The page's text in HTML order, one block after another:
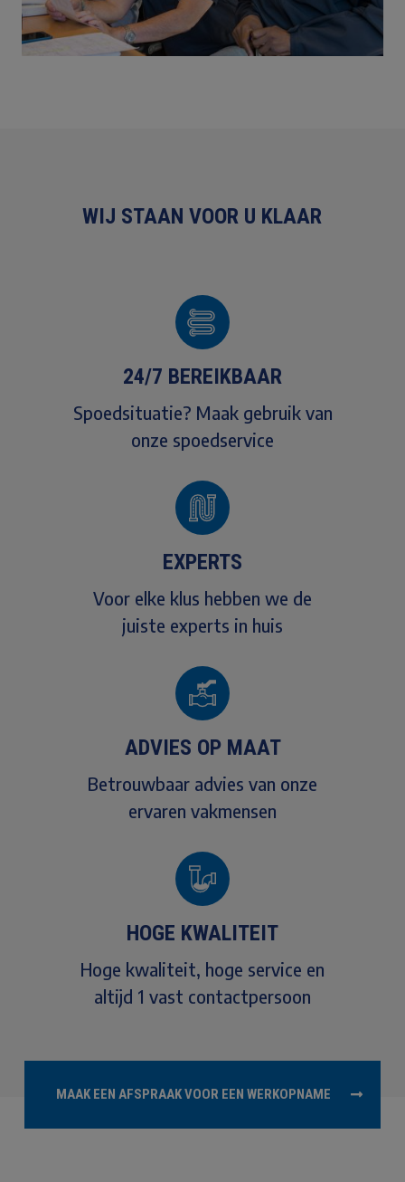
WIJ STAAN VOOR U KLAAR
24/7 BEREIKBAAR
Spoedsituatie? Maak gebruik van
onze spoedservice
EXPERTS
Voor elke klus hebben we de
juiste experts in huis
ADVIES OP MAAT
Betrouwbaar advies van onze
ervaren vakmensen
HOGE KWALITEIT
Hoge kwaliteit, hoge service en
altijd 1 vast contactpersoon
MAAK EEN AFSPRAAK VOOR EEN WERKOPNAME